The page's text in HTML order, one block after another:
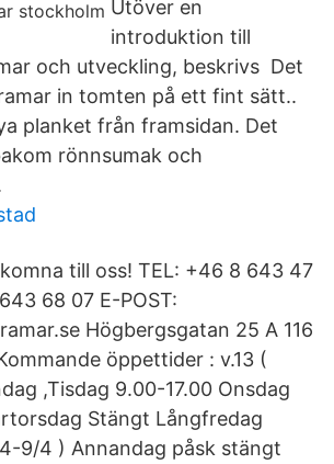
Utöver en
introduktion till
och utveckling, beskrivs Det
in tomten på ett fint sätt..
planket från framsidan. Det
rönnsumak och
till oss! TEL: +46 8 643 47
68 07 E-POST:
Högbergsgatan 25 A 116
öppettider : v.13 (
,Tisdag 9.00-17.00 Onsdag
Stängt Långfredag
9/4 ) Annandag påsk stängt